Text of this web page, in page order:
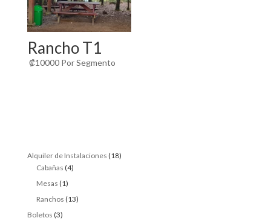
Rancho T1
₡10000Por Segmento
Alquiler de Instalaciones 1818
Cabañas 44
Mesas 11
product
Ranchos 1313
Boletos 33